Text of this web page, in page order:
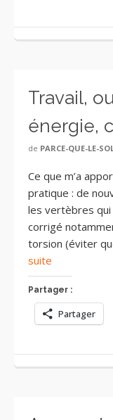
Travail,
énergie,
de PARCE-QUE-LE-
Ce que m’a
pratique : de
les vertèbres qui
corrigé
torsion (éviter
suite
Partager :
Partager